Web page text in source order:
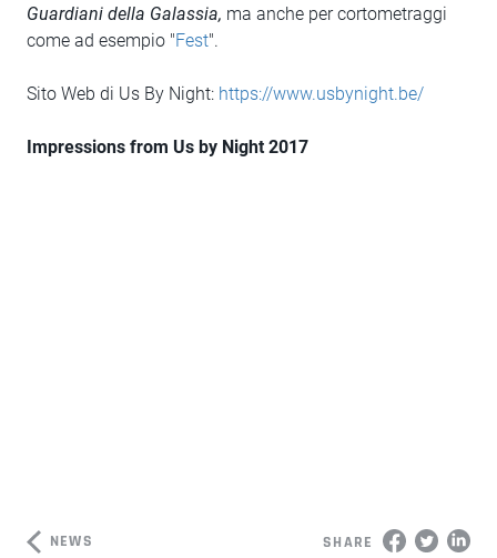
Guardiani della Galassia, ma anche per cortometraggi
come ad esempio "Fest".
Sito Web di Us By Night: https://www.usbynight.be/
Impressions from Us by Night 2017
NEWS SHARE